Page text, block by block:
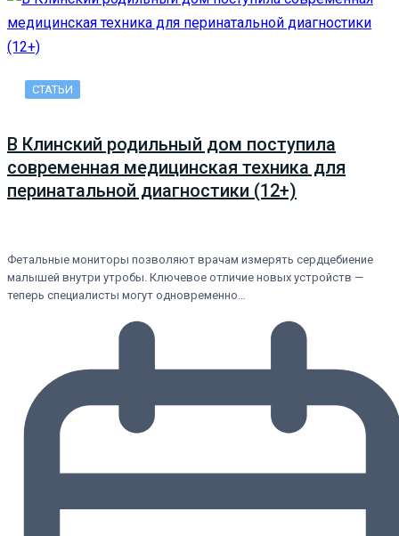
СТАТЬИ
В Клинский родильный дом поступила
современная медицинская техника для
перинатальной диагностики (12+)
Фетальные мониторы позволяют врачам измерять сердцебиение
малышей внутри утробы. Ключевое отличие новых устройств —
теперь специалисты могут одновременно…